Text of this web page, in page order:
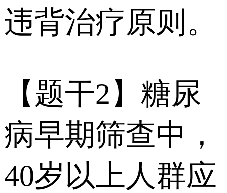
违背治疗原则。
【题干2】糖尿
病早期筛查中，
40岁以上人群应